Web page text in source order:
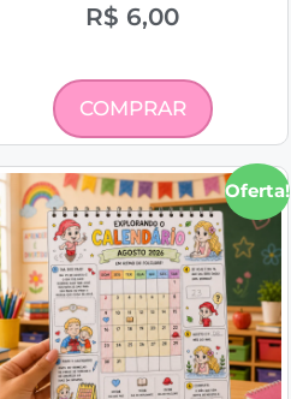
R$ 6,00
COMPRAR
Oferta!